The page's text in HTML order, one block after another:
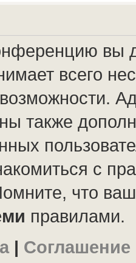
вы
всего
также
с
что
правилами.
|